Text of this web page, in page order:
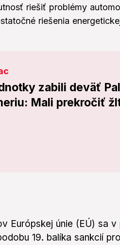
riešiť problémy
riešenia
zabili deväť
Mali prekročiť
Európskej únie (EÚ) sa
19. balíka sankcií